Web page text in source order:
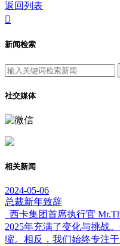
返回列表

新闻检索
社交媒体
相关新闻
2024-05-06
总裁新年致辞
西卡集团首席执行官
2025年充满了变化与挑战
缩。相反，我们始终专注